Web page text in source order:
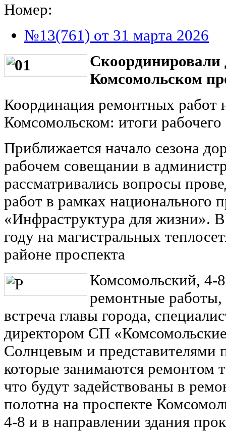
Номер:
№13(761) от 31 марта 2026
Скоординировали
Комсомольском
Координация ремонтных работ
Комсомольском: итоги
Приближается начало сезона
рабочем совещании в
рассматривались вопросы
работ в рамках национального
«Инфраструктура для жизни».
году на магистральных
районе проспекта
Комсомольский, 4-
ремонтные работы,
встреча главы города,
директором СП
Солнцевым и представителями
которые занимаются ремонтом
что будут задействованы в
полотна на проспекте
4-8 и в направлении здания